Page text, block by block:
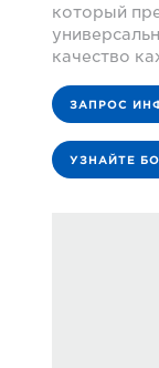
который
качество
ЗАПРОС
УЗНАЙТЕ